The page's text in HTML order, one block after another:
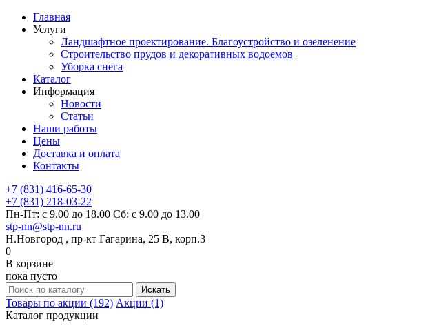
Главная
Услуги
Ландшафтное проектирование. Благоустройство и озеленение
Строительство прудов и декоративных водоемов
Уборка снега
Каталог
Информация
Новости
Статьи
Наши работы
Цены
Доставка и оплата
Контакты
+7 (831) 416-65-30
+7 (831) 218-03-22
Пн-Пт: с 9.00 до 18.00 Сб: с 9.00 до 13.00
stp-nn@stp-nn.ru
Н.Новгород , пр-кт Гагарина, 25 В, корп.3
0
В корзине
пока пусто
Товары по акции (192) Акции (1)
Каталог продукции